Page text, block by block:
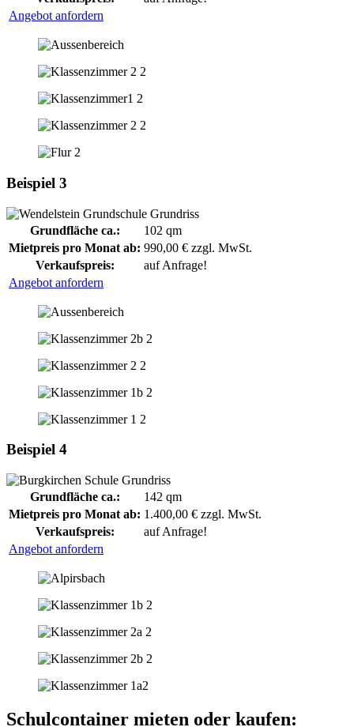
Angebot anfordern
Beispiel 3
Grundfläche ca.:
102 qm
Mietpreis pro Monat ab: 990,00 € zzgl. MwSt.
Verkaufspreis:
auf Anfrage!
Angebot anfordern
Beispiel 4
Grundfläche ca.:
142 qm
Mietpreis pro Monat ab: 1.400,00 € zzgl. MwSt.
Verkaufspreis:
auf Anfrage!
Angebot anfordern
Schulcontainer mieten oder kaufen: